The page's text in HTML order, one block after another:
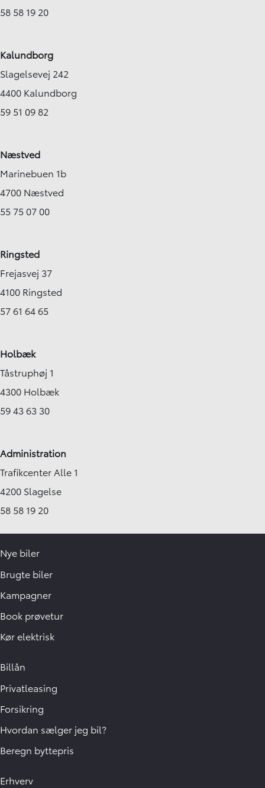
58 58 19 20
Kalundborg
Slagelsevej 242
4400 Kalundborg
59 51 09 82
Næstved
Marinebuen 1b
4700 Næstved
55 75 07 00
Ringsted
Frejasvej 37
4100 Ringsted
57 61 64 65
Holbæk
Tåstruphøj 1
4300 Holbæk
59 43 63 30
Administration
Trafikcenter Alle 1
4200 Slagelse
58 58 19 20
Nye biler
Brugte biler
Kampagner
Book prøvetur
Kør elektrisk
Billån
Privatleasing
Forsikring
Hvordan sælger jeg bil?
Beregn byttepris
Erhverv